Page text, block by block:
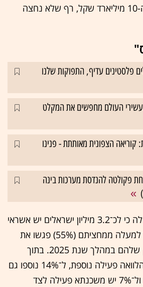
הוא לא חצה את רף ה-10 מיליארד שקל, רף שלא נחצה
פלסטינים עדיף, התפוקות שלנו
העולם מחפשים את המקלט
ב־48 שעות: קוריאה הצפונית מאותתת - פנינו
פקולטה להנדסת מערכות בינה
)
מנתוני בנק ישראל עולה כי לכ־3.2 מיליון ישראלים יש אשראי
מכל סוג שהוא, כאשר למעלה ממחציתם (55%) פגשו את
המינוס בחשבון הבנק שלהם במהלך שנת 2025. בתוך
קבוצה זו, ל־20% יש הלוואה פעילה נוספת, ל־14% נוספו גם
הלוואה וגם משכנתא, ול־7% יש משכנתא פעילה לצד